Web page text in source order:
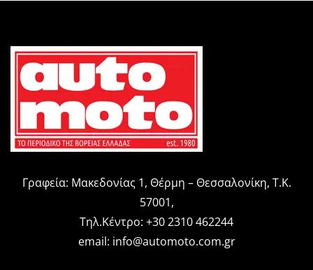
Γραφεία: Μακεδονίας 1, Θέρμη – Θεσσαλονίκη, Τ.Κ.
57001,
Τηλ.Κέντρο: +30 2310 462244
email: info@automoto.com.gr